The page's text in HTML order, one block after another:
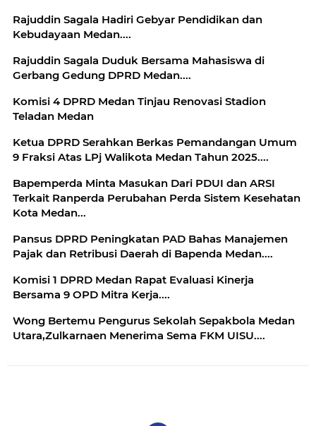
Rajuddin Sagala Hadiri Gebyar Pendidikan dan
Kebudayaan Medan....
Rajuddin Sagala Duduk Bersama Mahasiswa di
Gerbang Gedung DPRD Medan....
Komisi 4 DPRD Medan Tinjau Renovasi Stadion
Teladan Medan
Ketua DPRD Serahkan Berkas Pemandangan Umum
9 Fraksi Atas LPj Walikota Medan Tahun 2025....
Bapemperda Minta Masukan Dari PDUI dan ARSI
Terkait Ranperda Perubahan Perda Sistem Kesehatan
Kota Medan...
Pansus DPRD Peningkatan PAD Bahas Manajemen
Pajak dan Retribusi Daerah di Bapenda Medan....
Komisi 1 DPRD Medan Rapat Evaluasi Kinerja
Bersama 9 OPD Mitra Kerja....
Wong Bertemu Pengurus Sekolah Sepakbola Medan
Utara,Zulkarnaen Menerima Sema FKM UISU....